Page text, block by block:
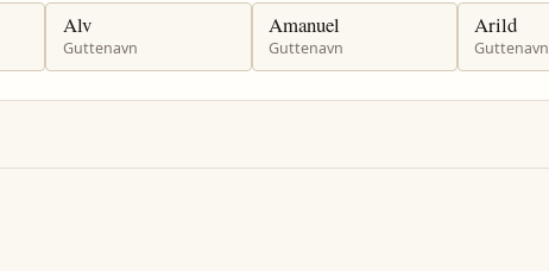
Alv
Guttenavn
Amanuel
Guttenavn
Arild
Guttenavn